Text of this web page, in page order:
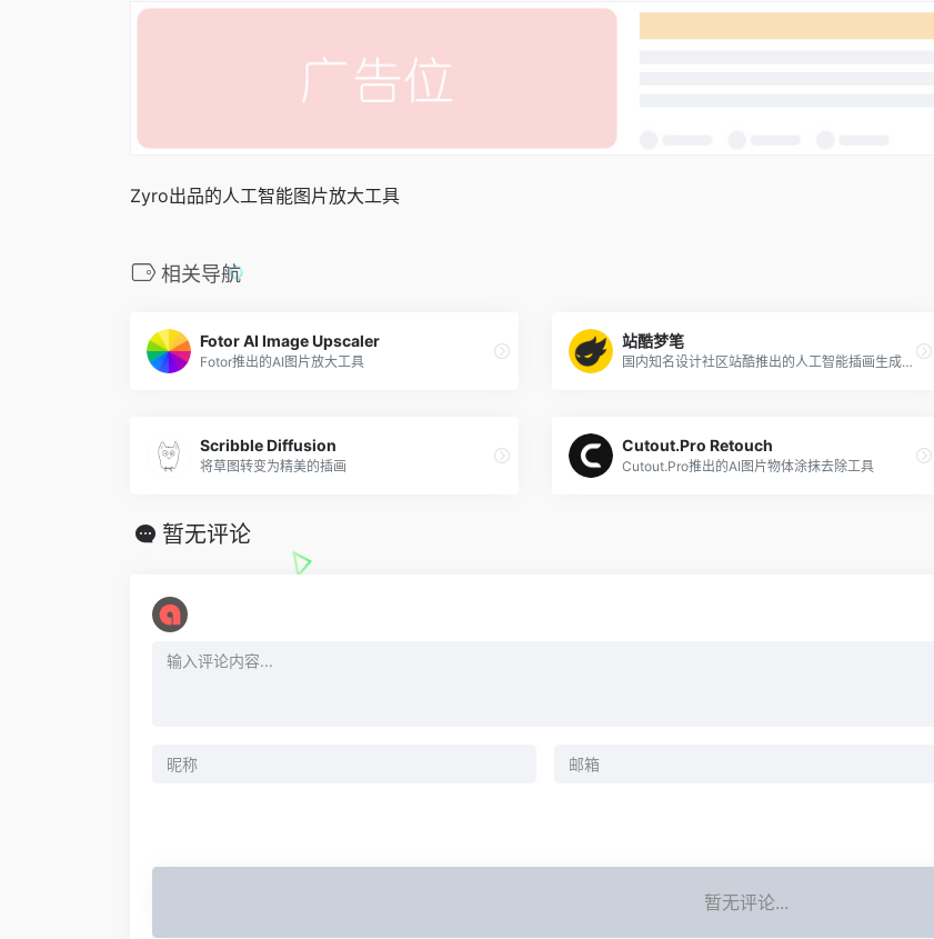
Zyro出品的人工智能图片放大工具
相关导航
Fotor AI Image Upscaler
Fotor推出的AI图片放大工具
站酷梦笔
国内知名设计社区站酷推出的人工智能插画生成工具
Scribble Diffusion
将草图转变为精美的插画
Cutout.Pro Retouch
Cutout.Pro推出的AI图片物体涂抹去除工具
暂无评论
暂无评论...